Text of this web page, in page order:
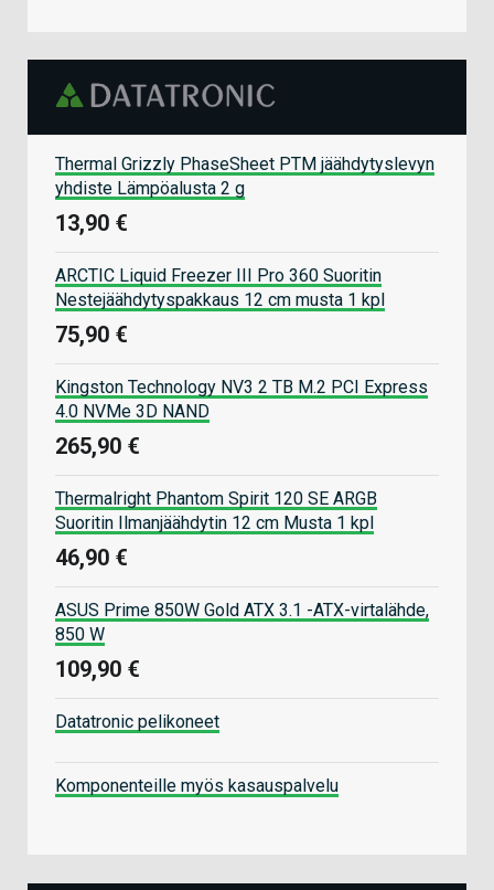
Thermal Grizzly PhaseSheet PTM jäähdytyslevyn
yhdiste Lämpöalusta 2 g
13,90 €
ARCTIC Liquid Freezer III Pro 360 Suoritin
Nestejäähdytyspakkaus 12 cm musta 1 kpl
75,90 €
Kingston Technology NV3 2 TB M.2 PCI Express
4.0 NVMe 3D NAND
265,90 €
Thermalright Phantom Spirit 120 SE ARGB
Suoritin Ilmanjäähdytin 12 cm Musta 1 kpl
46,90 €
ASUS Prime 850W Gold ATX 3.1 -ATX-virtalähde,
850 W
109,90 €
Datatronic pelikoneet
Komponenteille myös kasauspalvelu